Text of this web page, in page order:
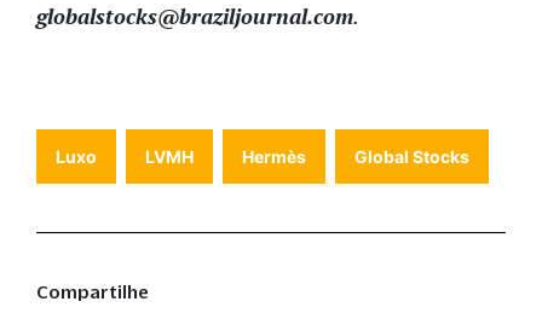
globalstocks@braziljournal.com.
Luxo LVMH Hermès Global Stocks
Compartilhe